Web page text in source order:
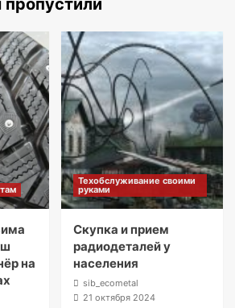
на
Техобслуживание своими
руками
Скупка и прием
радиодеталей у
населения
sib_ecometal
21 октября 2024